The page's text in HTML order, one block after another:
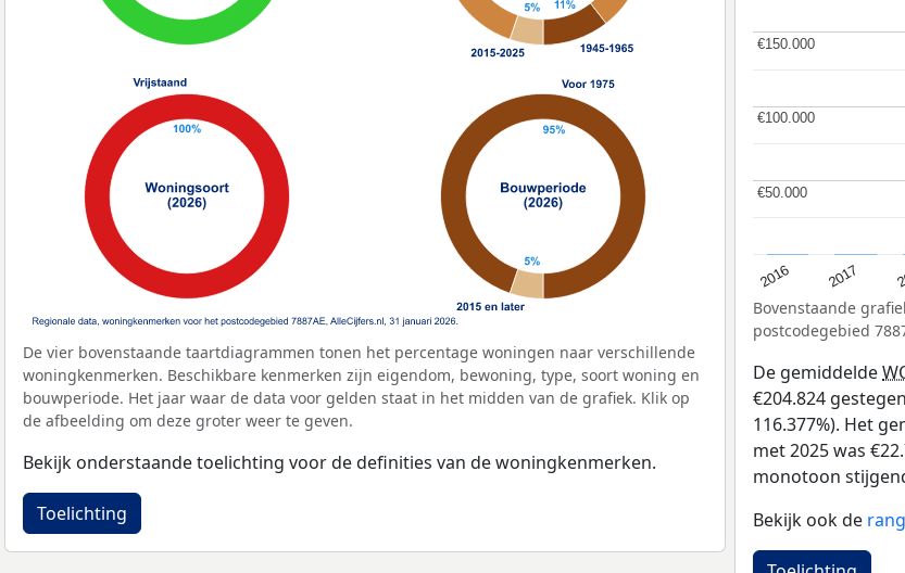
De vier bovenstaande taartdiagrammen tonen het percentage woningen naar verschillende
woningkenmerken. Beschikbare kenmerken zijn eigendom, bewoning, type, soort woning en
bouwperiode. Het jaar waar de data voor gelden staat in het midden van de grafiek. Klik op
de afbeelding om deze groter weer te geven.
Bekijk onderstaande toelichting voor de definities van de woningkenmerken.
Toelichting
2016 2017
€50.000
€50.000
€100.000
€100.000
€150.000
€150.000
Bovenstaande
postcodegebied
De gemiddelde
€204.824
116.377%). Het
met 2025 was
monotoon
Bekijk ook de